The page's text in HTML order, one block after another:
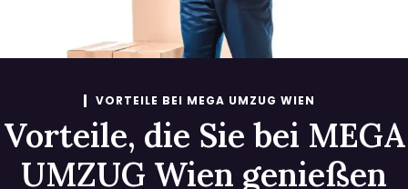
VORTEILE BEI MEGA UMZUG WIEN
Vorteile, die Sie bei MEGA
UMZUG Wien genießen